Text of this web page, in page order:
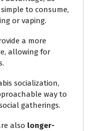
to consume,
or vaping.
a more
allowing for
socialization,
way to
gatherings.
also longer-